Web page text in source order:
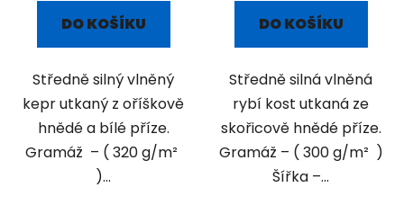
DO KOŠÍKU
Středně silný vlněný
kepr utkaný z oříškově
hnědé a bílé příze.
Gramáž – ( 320 g/m²
)...
DO KOŠÍKU
Středně silná vlněná
rybí kost utkaná ze
skořicově hnědé příze.
Gramáž – ( 300 g/m² )
Šířka –...